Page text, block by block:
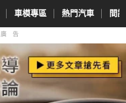
車模專區 熱門汽車 間
廣告